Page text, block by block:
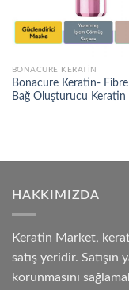
BONACURE KERATIN
Bonacure Keratin-
Bağ Oluşturucu Keratin
HAKKIMIZDA
Keratin Market,
satış yeridir.
korunmasını